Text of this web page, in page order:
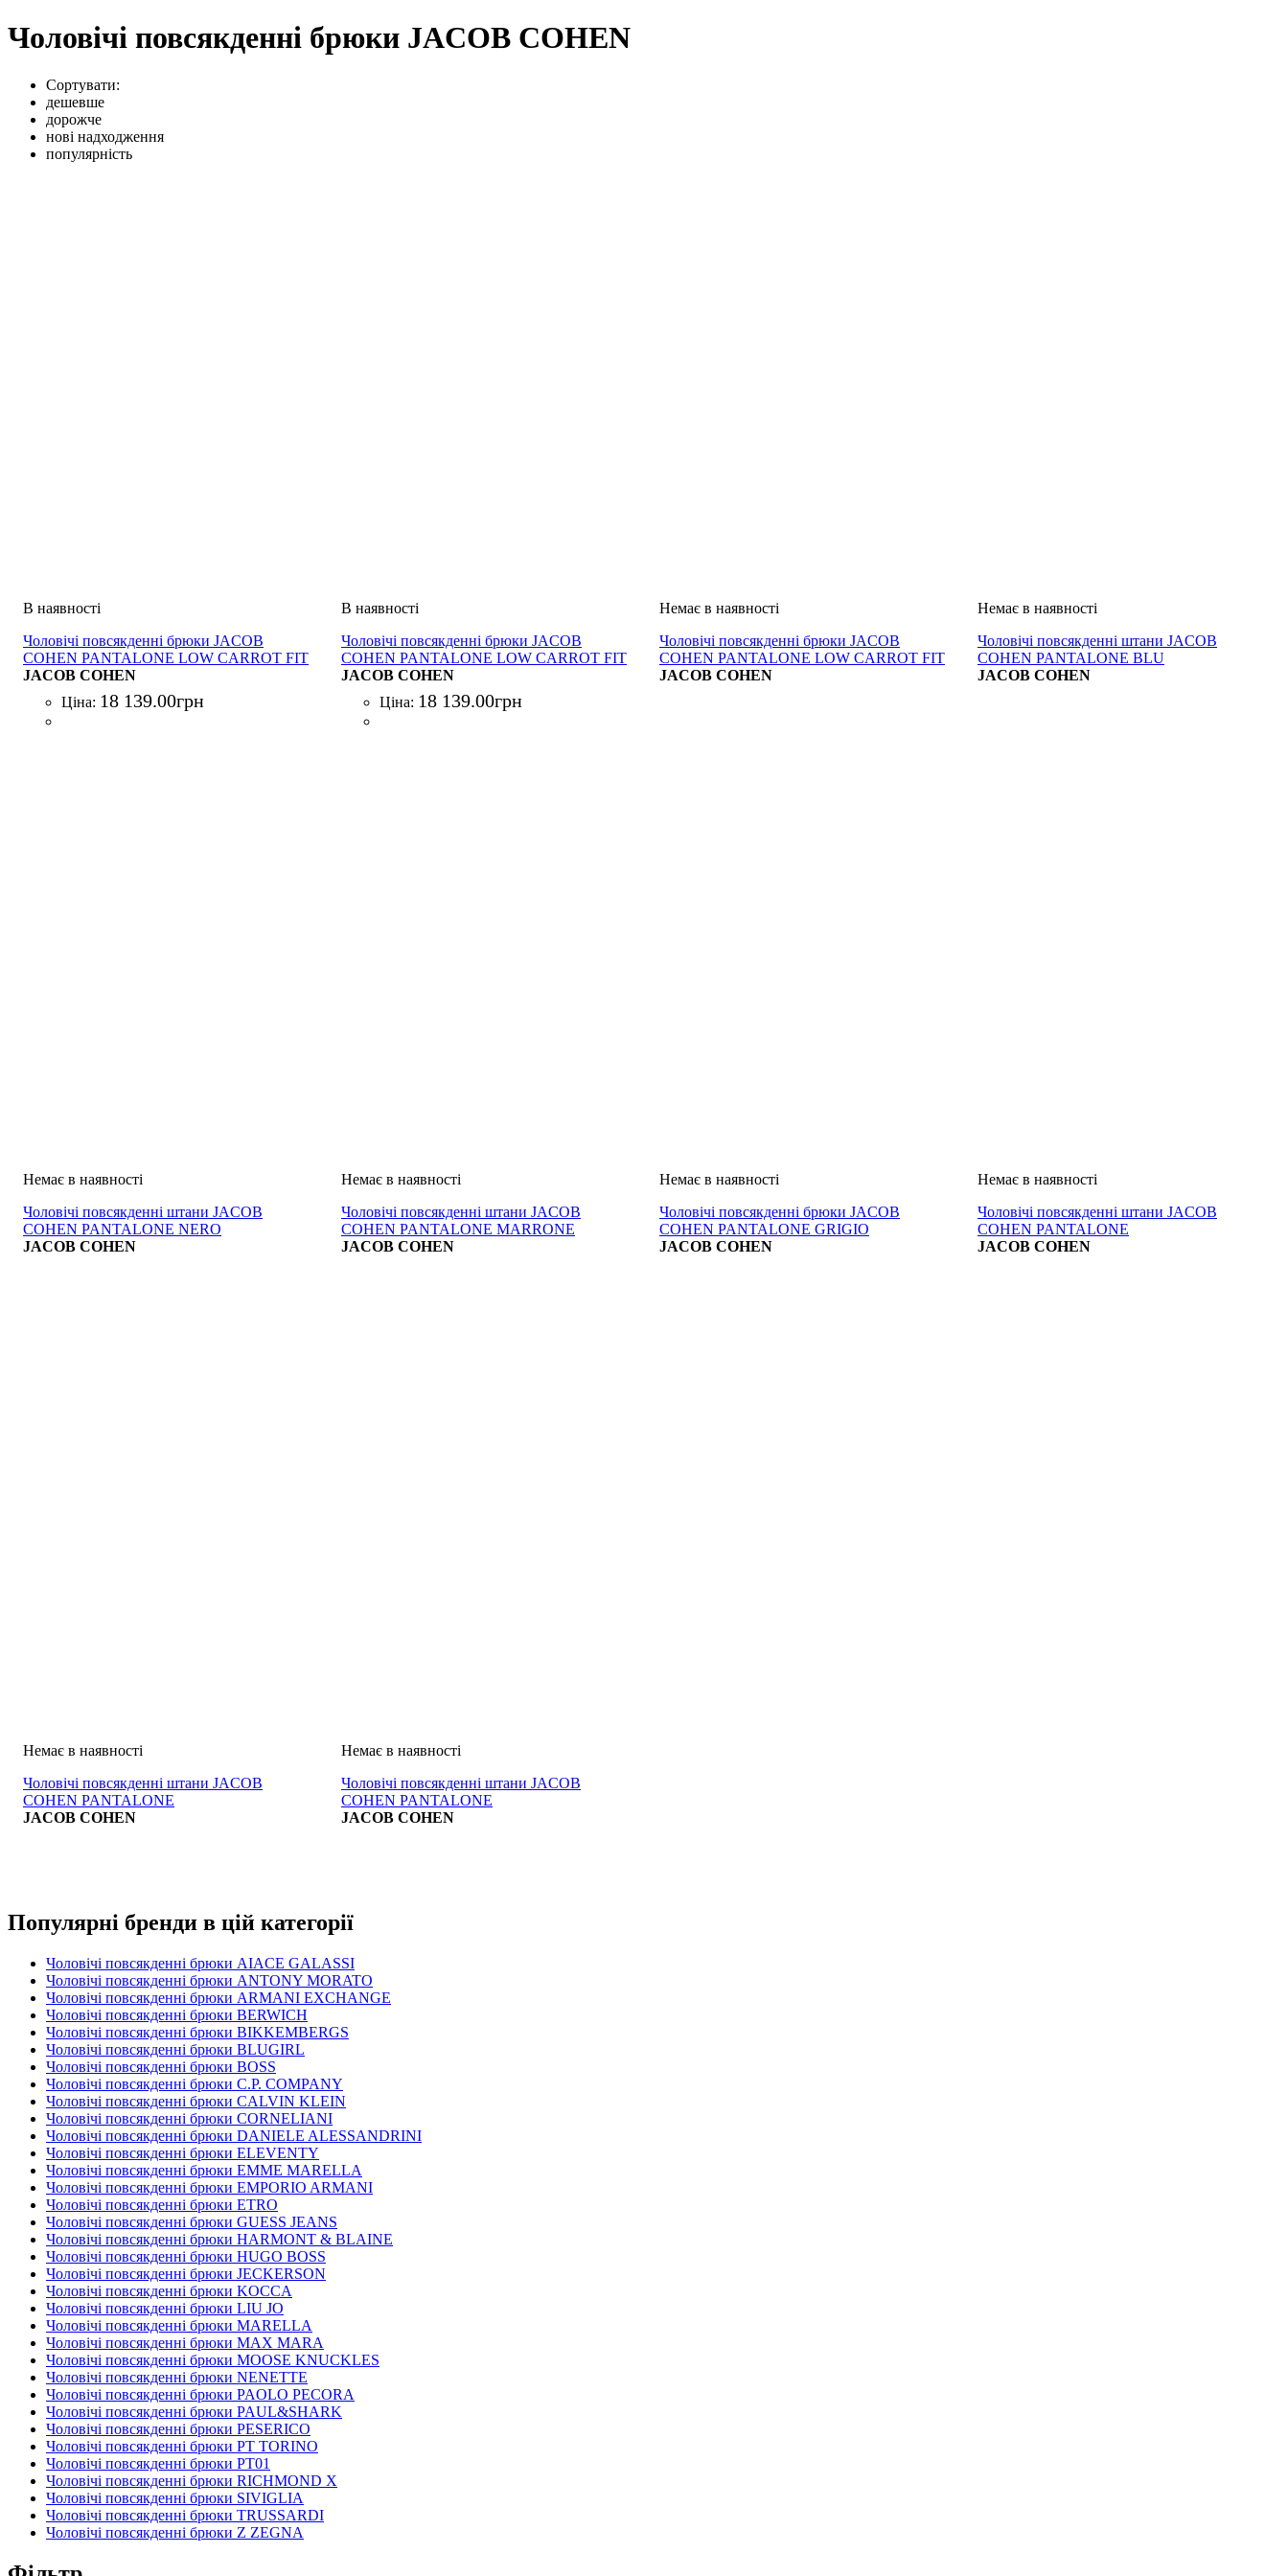
Чоловічі повсякденні брюки JACOB COHEN
Сортувати:
дешевше
дорожче
нові надходження
популярність
Чоловічі повсякденні брюки JACOB
COHEN PANTALONE LOW CARROT FIT
DANIEL TAUPE
JACOB COHEN
Ціна: 18 139.00грн
Чоловічі повсякденні брюки JACOB
COHEN PANTALONE LOW CARROT FIT
DANIEL BLU
JACOB COHEN
Ціна: 18 139.00грн
Чоловічі повсякденні брюки JACOB
COHEN PANTALONE LOW CARROT FIT
DANIEL BLU DENIM
JACOB COHEN
Чоловічі повсякденні штани JACOB
COHEN PANTALONE BLU
JACOB COHEN
Чоловічі повсякденні штани JACOB
COHEN PANTALONE NERO
JACOB COHEN
Чоловічі повсякденні штани JACOB
COHEN PANTALONE MARRONE
JACOB COHEN
Чоловічі повсякденні брюки JACOB
COHEN PANTALONE GRIGIO
JACOB COHEN
Чоловічі повсякденні штани JACOB
COHEN PANTALONE
JACOB COHEN
Чоловічі повсякденні штани JACOB
COHEN PANTALONE
JACOB COHEN
Чоловічі повсякденні штани JACOB
COHEN PANTALONE
JACOB COHEN
Популярні бренди в цій категорії
Чоловічі повсякденні брюки AIACE GALASSI
Чоловічі повсякденні брюки ANTONY MORATO
Чоловічі повсякденні брюки ARMANI EXCHANGE
Чоловічі повсякденні брюки BERWICH
Чоловічі повсякденні брюки BIKKEMBERGS
Чоловічі повсякденні брюки BLUGIRL
Чоловічі повсякденні брюки BOSS
Чоловічі повсякденні брюки C.P. COMPANY
Чоловічі повсякденні брюки CALVIN KLEIN
Чоловічі повсякденні брюки CORNELIANI
Чоловічі повсякденні брюки DANIELE ALESSANDRINI
Чоловічі повсякденні брюки ELEVENTY
Чоловічі повсякденні брюки EMME MARELLA
Чоловічі повсякденні брюки EMPORIO ARMANI
Чоловічі повсякденні брюки ETRO
Чоловічі повсякденні брюки GUESS JEANS
Чоловічі повсякденні брюки HARMONT & BLAINE
Чоловічі повсякденні брюки HUGO BOSS
Чоловічі повсякденні брюки JECKERSON
Чоловічі повсякденні брюки KOCCA
Чоловічі повсякденні брюки LIU JO
Чоловічі повсякденні брюки MARELLA
Чоловічі повсякденні брюки MAX MARA
Чоловічі повсякденні брюки MOOSE KNUCKLES
Чоловічі повсякденні брюки NENETTE
Чоловічі повсякденні брюки PAOLO PECORA
Чоловічі повсякденні брюки PAUL&SHARK
Чоловічі повсякденні брюки PESERICO
Чоловічі повсякденні брюки PT TORINO
Чоловічі повсякденні брюки PT01
Чоловічі повсякденні брюки RICHMOND X
Чоловічі повсякденні брюки SIVIGLIA
Чоловічі повсякденні брюки TRUSSARDI
Чоловічі повсякденні брюки Z ZEGNA